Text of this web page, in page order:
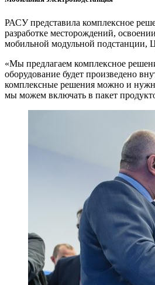
РАСУ представила комплексное
разработке месторождений,
мобильной модульной подстанции,
«Мы предлагаем комплексное
оборудование будет произведено
комплексные решения можно и
мы можем включать в пакет